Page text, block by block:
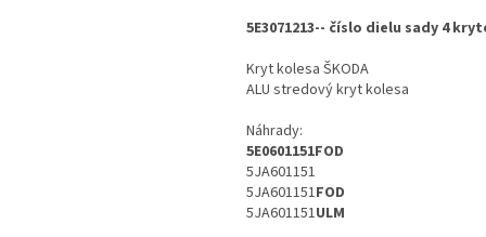
5E3071213-- číslo dielu sady 4
Kryt kolesa ŠKODA
ALU stredový kryt kolesa
Náhrady:
5E0601151FOD
5JA601151
5JA601151FOD
5JA601151ULM